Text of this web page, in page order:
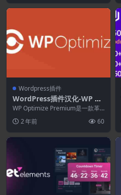
Wordpress插件
WordPress插件汉化-WP O
ptimize Premium 3.6.0-W
ordPress性能插件
WP Optimize Premium是一款革
数据...2 年前 60